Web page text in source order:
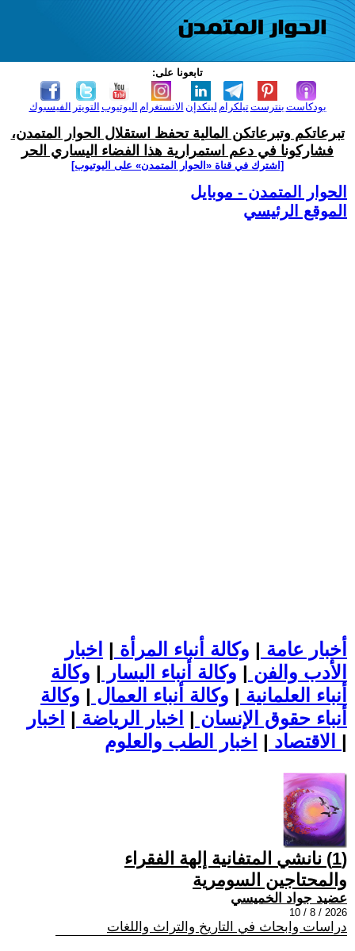
تابعونا على:
الفيسبوك التويتر اليوتيوب الانستغرام لينكدإن تيلكرامبنترست بودكاست
تبرعاتكم وتبرعاتكن المالية تحفظ استقلال الحوار المتمدن،
فشاركونا في دعم استمرارية هذا الفضاء اليساري الحر
[اشترك في قناة ‫«الحوار المتمدن» على اليوتيوب]
الحوار المتمدن - موبايل
الموقع الرئيسي
أخبار عامة | وكالة أنباء المرأة | اخبار
الأدب والفن | وكالة أنباء اليسار | وكالة
أنباء العلمانية | وكالة أنباء العمال | وكالة
أنباء حقوق الإنسان | اخبار الرياضة | اخبار
الاقتصاد | |
(1) نانشي المتفانية إلهة الفقراء
والمحتاجين السومرية
عضيد جواد الخميسي
2026 / 8 / 10
دراسات وابحاث في التاريخ والتراث واللغات